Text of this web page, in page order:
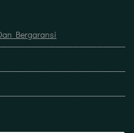
Bergaransi